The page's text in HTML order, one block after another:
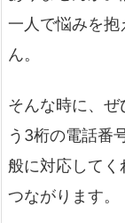
一人で悩みを
ん。
そんな時に、
う3桁の電話番
般に対応してく
つながります。